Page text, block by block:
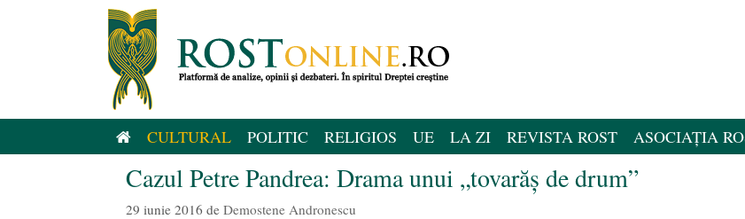
CULTURAL POLITIC RELIGIOS UE LA ZI REVISTA ROST ASOCIAȚIA
Cazul Petre Pandrea: Drama unui „tovarăş de drum”
29 iunie 2016 de Demostene Andronescu